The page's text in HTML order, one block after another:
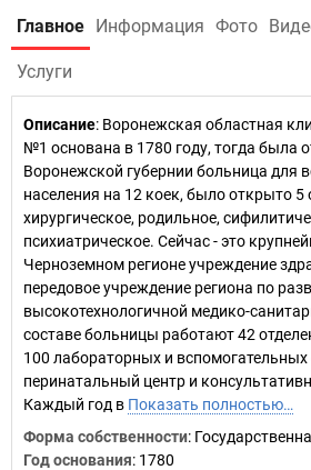
Главное Информация Фото
Услуги
Описание: Воронежская областная
№1 основана в 1780 году, тогда была
Воронежской губернии больница для
населения на 12 коек, было открыто 5
хирургическое, родильное,
психиатрическое. Сейчас - это
Черноземном регионе учреждение
передовое учреждение региона по
высокотехнологичной медико-
составе больницы работают 42
100 лабораторных и вспомогательных
перинатальный центр и
Каждый год в Показать полностью…
Форма собственности:
Год основания: 1780